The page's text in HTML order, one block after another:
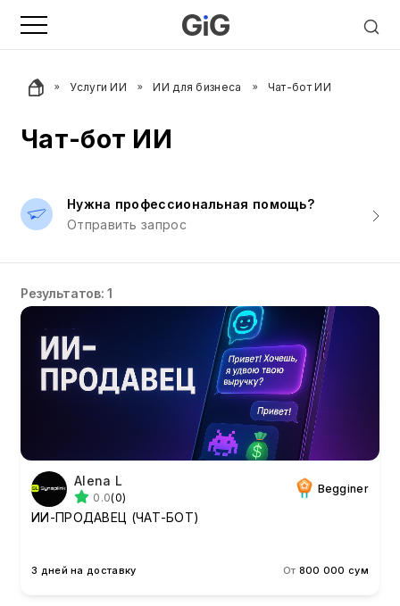
Услуги ИИ ИИ для бизнеса Чат-бот ИИ
Чат-бот ИИ
Нужна профессиональная помощь?
Отправить запрос
Результатов: 1
Alena L
0.0(0)
Begginer
ИИ-ПРОДАВЕЦ (ЧАТ-БОТ)
3 дней на доставку От 800 000 сум